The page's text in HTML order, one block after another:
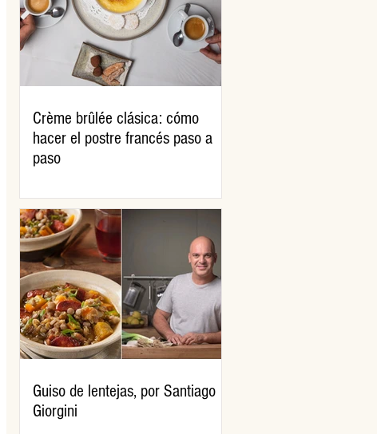
Crème brûlée clásica: cómo
hacer el postre francés paso a
paso
Guiso de lentejas, por Santiago
Giorgini